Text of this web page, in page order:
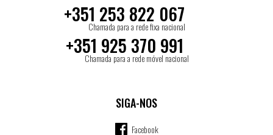
+351 253 822 067
Chamada para a rede fixa nacional
+351 925 370 991
Chamada para a rede móvel nacional
SIGA-NOS
Facebook